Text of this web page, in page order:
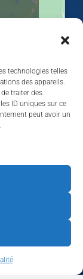
technologies telles
des appareils.
traiter des
ID uniques sur ce
peut avoir un